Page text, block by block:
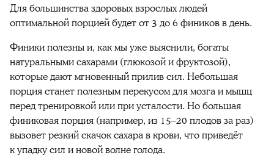
Для большинства здоровых взрослых людей
оптимальной порцией будет от 3 до 6финиковвдень.
Финикиполезныи, как мы уже выяснили, богаты
натуральными сахарами (глюкозой и фруктозой),
которые дают мгновенный прилив сил. Небольшая
порция станетполезным перекусом для мозга и мышц
перед тренировкой или при усталости. Но большая
финиковаяпорция (например, из 15–20 плодовза раз)
вызовет резкий скачоксахаравкрови, что приведёт
к упадку сил и новой волне голода.